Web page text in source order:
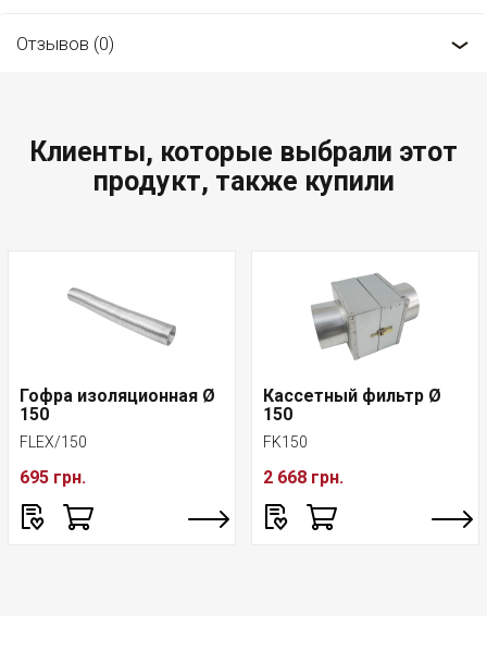
Отзывов (0)
Клиенты, которые выбрали этот
продукт, также купили
Гофра изоляционная Ø
150
FLEX/150
695 грн.
Кассетный фильтр Ø
150
FK150
2 668 грн.